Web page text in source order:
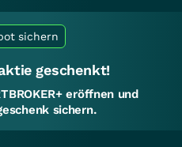
sichern
geschenkt!
eröffnen und
sichern.